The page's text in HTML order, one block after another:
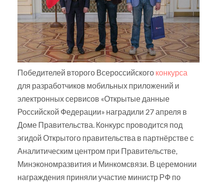
Победителей второго Всероссийского конкурса
для разработчиков мобильных приложений и
электронных сервисов «Открытые данные
Российской Федерации» наградили 27 апреля в
Доме Правительства. Конкурс проводится под
эгидой Открытого правительства в партнёрстве с
Аналитическим центром при Правительстве,
Минэкономразвития и Минкомсвязи. В церемонии
награждения приняли участие министр РФ по